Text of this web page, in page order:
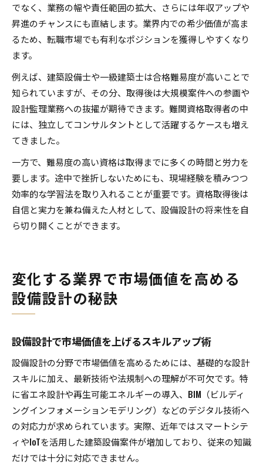
でなく、業務の幅や責任範囲の拡大、さらには年収アップや
昇進のチャンスにも直結します。業界内での希少価値が高ま
るため、転職市場でも有利なポジションを獲得しやすくなり
ます。
例えば、建築設備士や一級建築士は合格難易度が高いことで
知られていますが、その分、取得後は大規模案件への参画や
設計監理業務への抜擢が期待できます。難関資格取得者の中
には、独立してコンサルタントとして活躍するケースも増え
てきました。
一方で、難易度の高い資格は取得までに多くの時間と労力を
要します。途中で挫折しないためにも、現場経験を積みつつ
効率的な学習法を取り入れることが重要です。資格取得後は
自信と実力を兼ね備えた人材として、設備設計の将来性を自
ら切り開くことができます。
変化する業界で市場価値を高める
設備設計の秘訣
設備設計で市場価値を上げるスキルアップ術
設備設計の分野で市場価値を高めるためには、基礎的な設計
スキルに加え、最新技術や法規制への理解が不可欠です。特
に省エネ設計や再生可能エネルギーの導入、BIM（ビルディ
ングインフォメーションモデリング）などのデジタル技術へ
の対応力が求められています。実際、近年ではスマートシテ
ィやIoTを活用した建築設備案件が増加しており、従来の知識
だけでは十分に対応できません。